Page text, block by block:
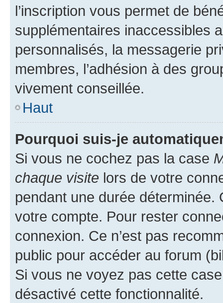
l’inscription vous permet de
supplémentaires inaccessibles
personnalisés, la messagerie
membres, l’adhésion à des
vivement conseillée.
Haut
Pourquoi suis-je
Si vous ne cochez pas la case
chaque visite lors de votre
pendant une durée déterminée.
votre compte. Pour rester
connexion. Ce n’est pas
public pour accéder au forum
Si vous ne voyez pas cette
désactivé cette fonctionnalité.